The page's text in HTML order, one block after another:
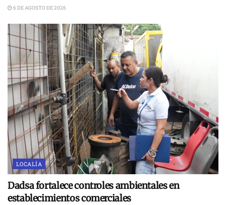
6 DE AGOSTO DE 2026
LOCALÍA
Dadsa fortalece controles ambientales en
establecimientos comerciales